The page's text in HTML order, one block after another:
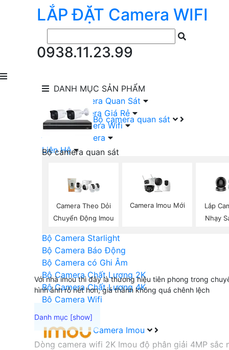
LẮP ĐẶT Camera WIFI
0938.11.23.99
DANH MỤC SẢN PHẨM
Bộ camera quan sát
Bộ camera quan sát
Camera KBVISION Trọn Bộ
Camera DAHUA Trọn Bộ
Camera giá Rẻ Trọn Bộ
Bộ Camera Nên Dùng
Bộ Camera Starlight
Bộ Camera Báo Động
Bộ Camera có Ghi Âm
Bộ Camera Chất Lượng 2K
Bộ Camera Chất Lượng 4K
Bộ Camera Wifi
Camera Imou
lắp Đặt Camera Quan Sát
Lắp Bộ Camera Giá Rẻ
Lắp Đặt Camera Wifi
Đầu Ghi Camera
Liên Hệ
Camera Theo Dỏi
Chuyển Động Imou
Camera Imou Mới
Lắp
Nhạy
Với nhà imou thì đây là thương hiệu tiên phong trong
hình ảnh rõ nét hơn, giá thành không quá chênh lệch
Dòng camera wifi 2K Imou độ phân giải 4MP